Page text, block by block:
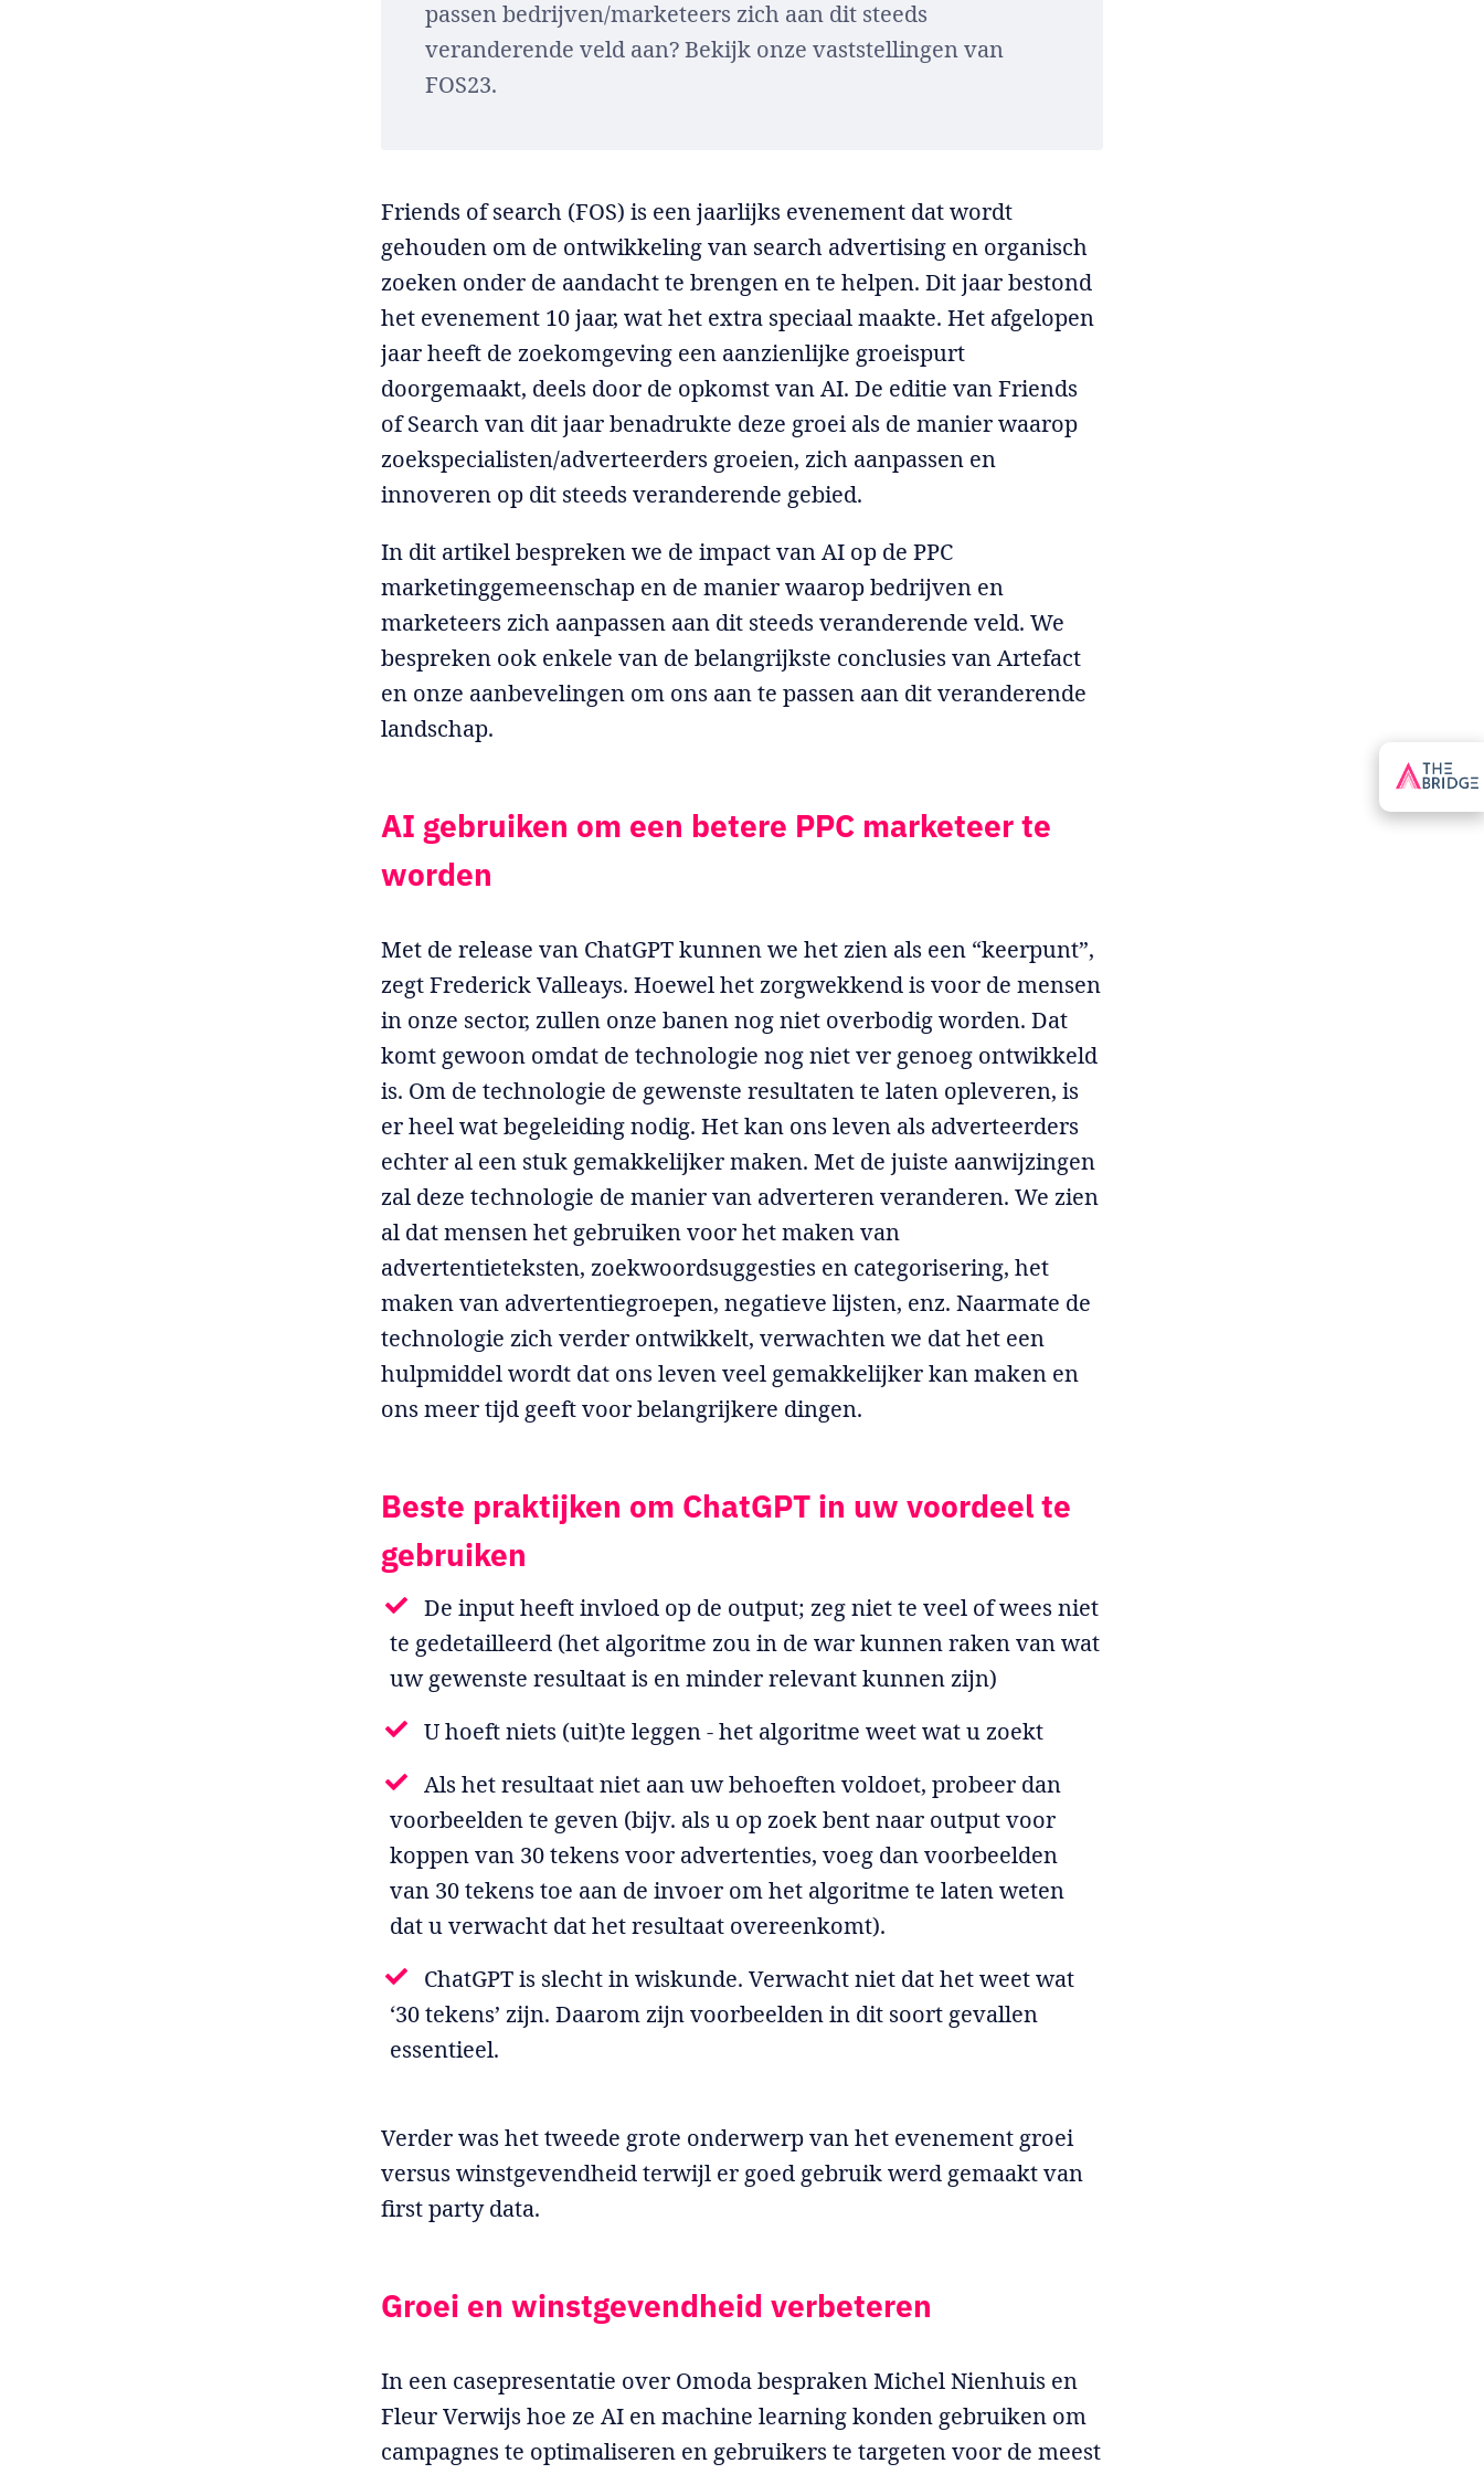
passen bedrijven/marketeers zich aan dit steeds
veranderende veld aan? Bekijk onze vaststellingen van
FOS23.
Friends of search (FOS) is een jaarlijks evenement dat wordt
gehouden om de ontwikkeling van search advertising en organisch
zoeken onder de aandacht te brengen en te helpen. Dit jaar bestond
het evenement 10 jaar, wat het extra speciaal maakte. Het afgelopen
jaar heeft de zoekomgeving een aanzienlijke groeispurt
doorgemaakt, deels door de opkomst van AI. De editie van Friends
of Search van dit jaar benadrukte deze groei als de manier waarop
zoekspecialisten/adverteerders groeien, zich aanpassen en
innoveren op dit steeds veranderende gebied.
In dit artikel bespreken we de impact van AI op de PPC
marketinggemeenschap en de manier waarop bedrijven en
marketeers zich aanpassen aan dit steeds veranderende veld. We
bespreken ook enkele van de belangrijkste conclusies van Artefact
en onze aanbevelingen om ons aan te passen aan dit veranderende
landschap.
AI gebruiken om een betere PPC marketeer te
worden
Met de release van ChatGPT kunnen we het zien als een “keerpunt”,
zegt Frederick Valleays. Hoewel het zorgwekkend is voor de mensen
in onze sector, zullen onze banen nog niet overbodig worden. Dat
komt gewoon omdat de technologie nog niet ver genoeg ontwikkeld
is. Om de technologie de gewenste resultaten te laten opleveren, is
er heel wat begeleiding nodig. Het kan ons leven als adverteerders
echter al een stuk gemakkelijker maken. Met de juiste aanwijzingen
zal deze technologie de manier van adverteren veranderen. We zien
al dat mensen het gebruiken voor het maken van
advertentieteksten, zoekwoordsuggesties en categorisering, het
maken van advertentiegroepen, negatieve lijsten, enz. Naarmate de
technologie zich verder ontwikkelt, verwachten we dat het een
hulpmiddel wordt dat ons leven veel gemakkelijker kan maken en
ons meer tijd geeft voor belangrijkere dingen.
Beste praktijken om ChatGPT in uw voordeel te
gebruiken
De input heeft invloed op de output; zeg niet te veel of wees niet
te gedetailleerd (het algoritme zou in de war kunnen raken van wat
uw gewenste resultaat is en minder relevant kunnen zijn)
U hoeft niets (uit)te leggen - het algoritme weet wat u zoekt
Als het resultaat niet aan uw behoeften voldoet, probeer dan
voorbeelden te geven (bijv. als u op zoek bent naar output voor
koppen van 30 tekens voor advertenties, voeg dan voorbeelden
van 30 tekens toe aan de invoer om het algoritme te laten weten
dat u verwacht dat het resultaat overeenkomt).
ChatGPT is slecht in wiskunde. Verwacht niet dat het weet wat
‘30 tekens’ zijn. Daarom zijn voorbeelden in dit soort gevallen
essentieel.
Verder was het tweede grote onderwerp van het evenement groei
versus winstgevendheid terwijl er goed gebruik werd gemaakt van
first party data.
Groei en winstgevendheid verbeteren
In een casepresentatie over Omoda bespraken Michel Nienhuis en
Fleur Verwijs hoe ze AI en machine learning konden gebruiken om
campagnes te optimaliseren en gebruikers te targeten voor de meest